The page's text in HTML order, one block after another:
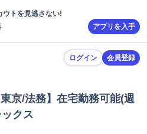
ウトを見逃さない!
アプリを入手
ログイン 会員登録
京/法務】在宅勤務可能(週
クス